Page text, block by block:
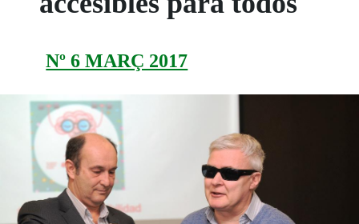
Nº 6 MARÇ 2017